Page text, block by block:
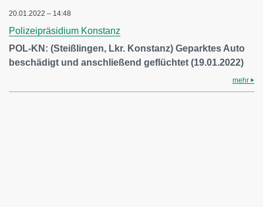
20.01.2022 – 14:48
Polizeipräsidium Konstanz
POL-KN: (Steißlingen, Lkr. Konstanz) Geparktes Auto
beschädigt und anschließend geflüchtet (19.01.2022)
mehr